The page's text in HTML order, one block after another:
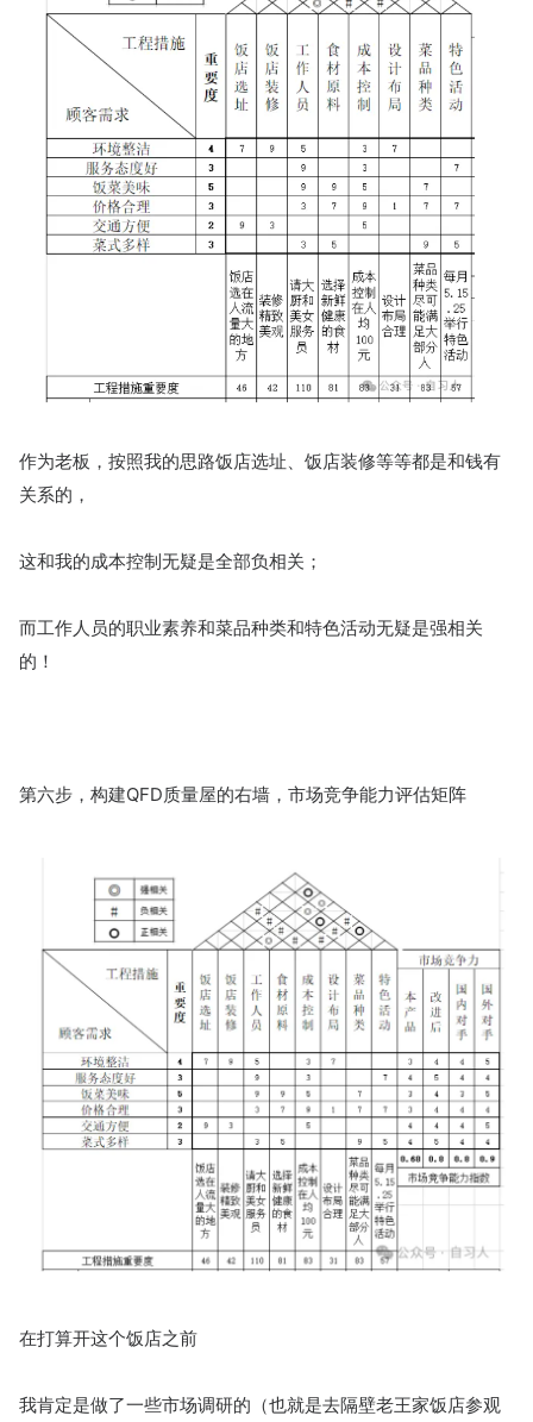
作为老板，按照我的思路饭店选址、饭店装修等等都是和钱有
关系的，
这和我的成本控制无疑是全部负相关；
而工作人员的职业素养和菜品种类和特色活动无疑是强相关
的！
第六步，构建QFD质量屋的右墙，市场竞争能力评估矩阵
在打算开这个饭店之前
我肯定是做了一些市场调研的（也就是去隔壁老王家饭店参观